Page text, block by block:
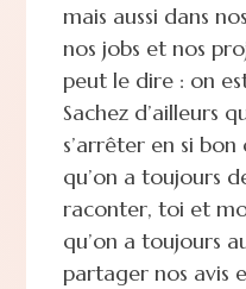
mais aussi dans
nos jobs et nos
peut le dire : on
Sachez d’ailleurs
s’arrêter en si
qu’on a toujours
raconter, toi et
qu’on a toujours
partager nos avis